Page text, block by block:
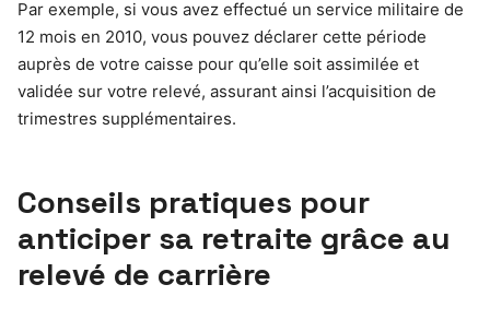
Par exemple, si vous avez effectué un service militaire de
12 mois en 2010, vous pouvez déclarer cette période
auprès de votre caisse pour qu’elle soit assimilée et
validée sur votre relevé, assurant ainsi l’acquisition de
trimestres supplémentaires.
Conseils pratiques pour
anticiper sa retraite grâce au
relevé de carrière